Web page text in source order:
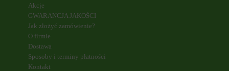
Akcje
GWARANCJA JAKOŚCI
Jak złożyć zamówienie?
O firmie
Dostawa
Sposoby i terminy płatności
Kontakt